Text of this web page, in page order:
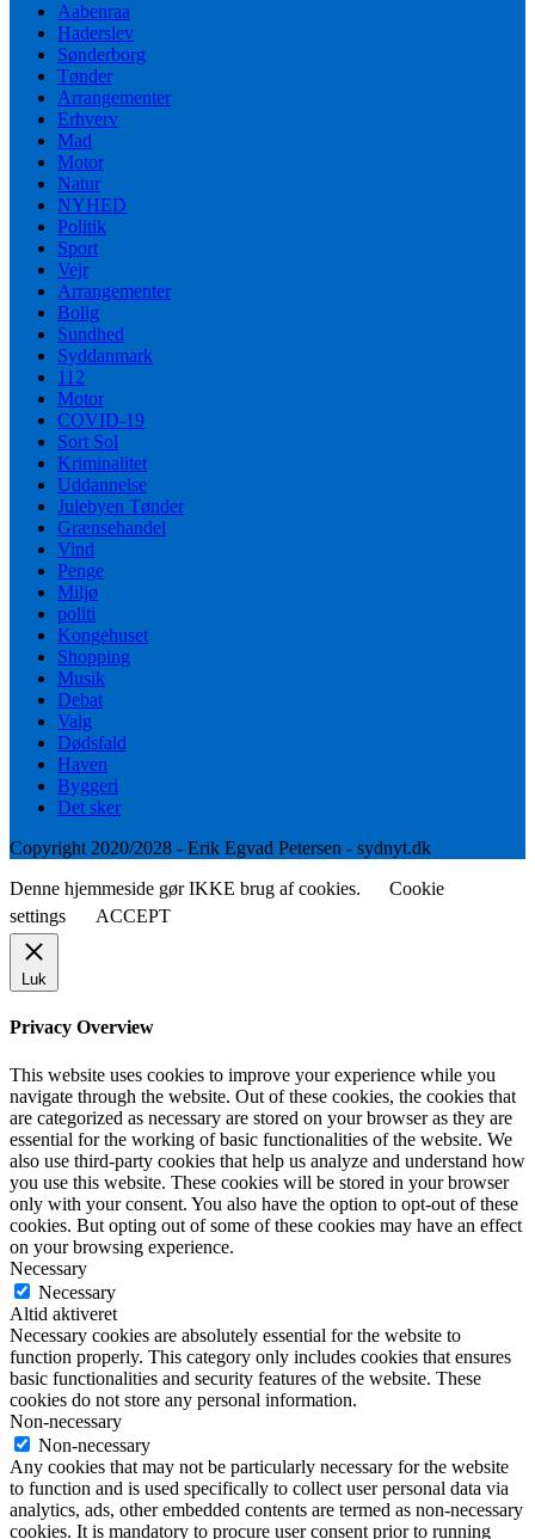
Aabenraa
Haderslev
Sønderborg
Tønder
Arrangementer
Erhverv
Mad
Motor
Natur
NYHED
Politik
Sport
Vejr
Arrangementer
Bolig
Sundhed
Syddanmark
112
Motor
COVID-19
Sort Sol
Kriminalitet
Uddannelse
Julebyen Tønder
Grænsehandel
Vind
Penge
Miljø
politi
Kongehuset
Shopping
Musik
Debat
Valg
Dødsfald
Haven
Byggeri
Det sker
Copyright 2020/2028 - Erik Egvad Petersen - sydnyt.dk
Denne hjemmeside gør IKKE brug af cookies.
Cookie
settings
ACCEPT
Luk
Privacy Overview
This website uses cookies to improve your experience while you
navigate through the website. Out of these cookies, the cookies that
are categorized as necessary are stored on your browser as they are
essential for the working of basic functionalities of the website. We
also use third-party cookies that help us analyze and understand how
you use this website. These cookies will be stored in your browser
only with your consent. You also have the option to opt-out of these
cookies. But opting out of some of these cookies may have an effect
on your browsing experience.
Necessary
Necessary
Altid aktiveret
Necessary cookies are absolutely essential for the website to
function properly. This category only includes cookies that ensures
basic functionalities and security features of the website. These
cookies do not store any personal information.
Non-necessary
Non-necessary
Any cookies that may not be particularly necessary for the website
to function and is used specifically to collect user personal data via
analytics, ads, other embedded contents are termed as non-necessary
cookies. It is mandatory to procure user consent prior to running